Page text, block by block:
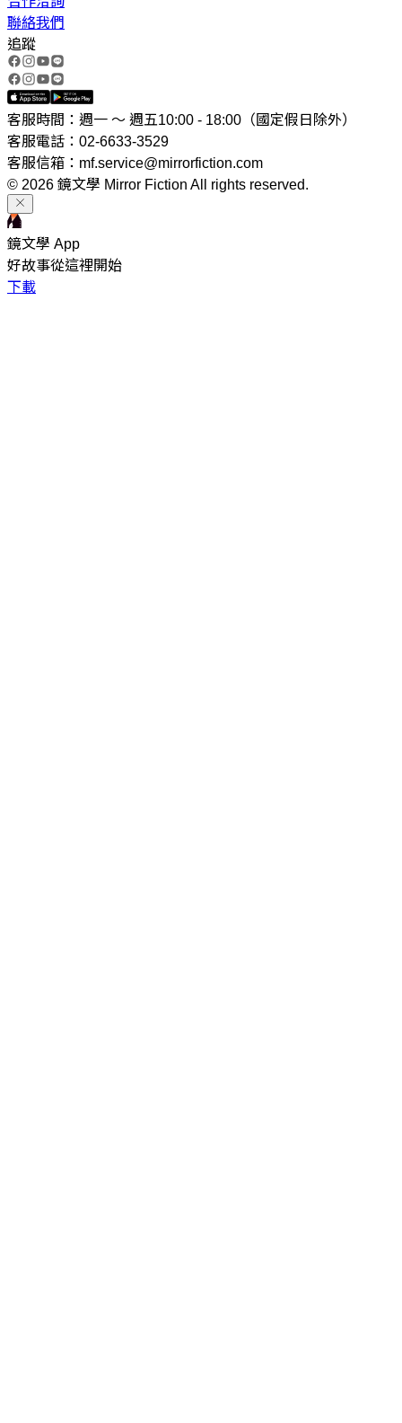
聯絡我們
追蹤
客服時間：週一 ～ 週五10:00 - 18:00（國定假日除外）
客服電話：02-6633-3529
客服信箱：mf.service@mirrorfiction.com
© 2026 鏡文學 Mirror Fiction All rights reserved.
鏡文學 App
好故事從這裡開始
下載